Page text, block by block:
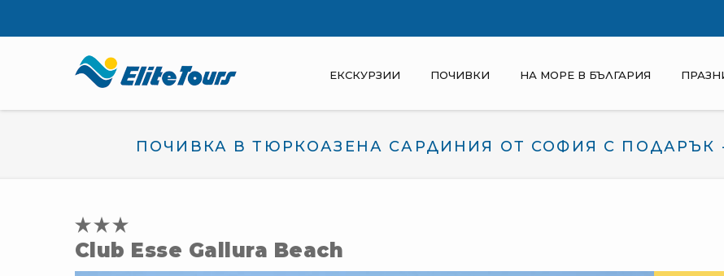
ЕКСКУРЗИИ ПОЧИВКИ НА МОРЕ В БЪЛГАРИЯ
ПОЧИВКА В ТЮРКОАЗЕНА САРДИНИЯ ОТ СОФИЯ С ПОДАРЪК
Club Esse Gallura Beach